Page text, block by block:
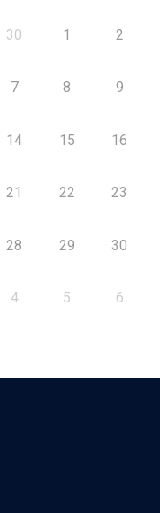
30 1 2
7 8 9
14 15 16
21 22 23
28 29 30
4 5 6